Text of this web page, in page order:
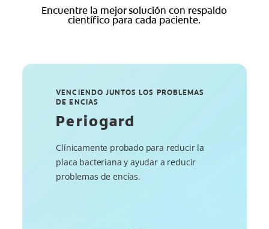
Encuentre la mejor solución con respaldo
científico para cada paciente.
VENCIENDO JUNTOS LOS PROBLEMAS
DE ENCIAS
Periogard
Clínicamente probado para reducir la
placa bacteriana y ayudar a reducir
problemas de encías.